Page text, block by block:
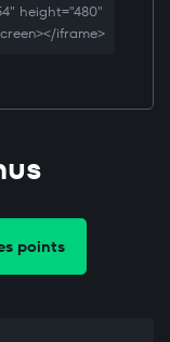
height="480"
iframe>
points